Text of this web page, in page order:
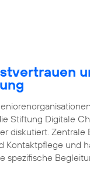
Stiftung Digitale
diskutiert. Zentrale
Kontaktpflege und
spezifische